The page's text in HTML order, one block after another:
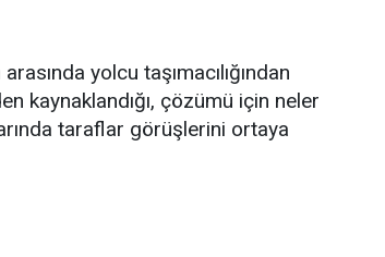
yolcu taşımacılığından
kaynaklandığı, çözümü için neler
taraflar görüşlerini ortaya